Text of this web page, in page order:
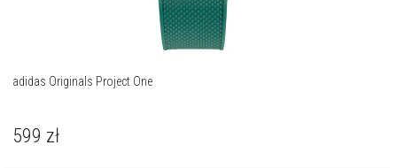
adidas Originals Project One
599 zł